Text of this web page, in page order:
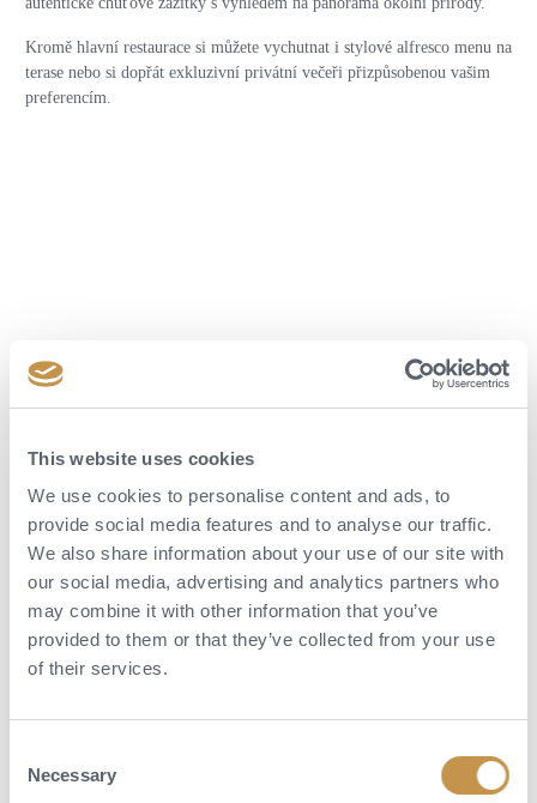
This website uses cookies
We use cookies to personalise content and ads, to
provide social media features and to analyse our traffic.
We also share information about your use of our site with
our social media, advertising and analytics partners who
may combine it with other information that you’ve
provided to them or that they’ve collected from your use
of their services.
Selection
Necessary
Kromě hlavní restaurace si můžete vychutnat i stylové alfresco menu na
terase nebo si dopřát exkluzivní privátní večeři přizpůsobenou vašim
preferencím.
Aktivity
Kromě samotného odpočinku nabízí Rosewood Matakauri množství
Stargazing – pozorování noční oblohy s průvodcem pod jižní